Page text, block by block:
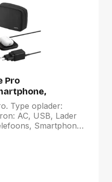
Pro
USB Draadloos
Binnen
Type oplader:
AC, USB, Lader
Smartphone,
opladen.